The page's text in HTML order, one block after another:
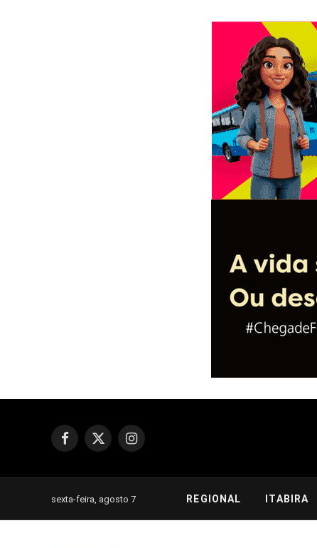
Facebook
X
Instagram
sexta-feira, agosto 7 REGIONAL ITABIRA